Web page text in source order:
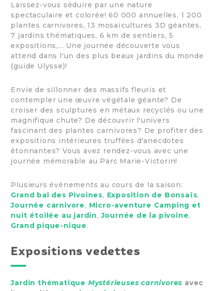
Laissez-vous séduire par une nature
spectaculaire et colorée! 60 000 annuelles, 1 200
plantes carnivores, 13 mosaïcultures 3D géantes,
7 jardins thématiques, 6 km de sentiers, 5
expositions,... Une journée découverte vous
attend dans l'un des plus beaux jardins du monde
(guide Ulysse)!
Envie de sillonner des massifs fleuris et
contempler une œuvre végétale géante? De
croiser des sculptures en métaux recyclés ou une
magnifique chute? De découvrir l'univers
fascinant des plantes carnivores? De profiter des
expositions intérieures truffées d'anecdotes
étonnantes? Vous avez rendez-vous avec une
journée mémorable au Parc Marie-Victorin!
Plusieurs événements au cours de la saison:
Grand bal des Pivoines, Exposition de Bonsaïs,
Journée carnivore, Micro-aventure Camping et
nuit étoilée au jardin,Journée de la pivoine,
Grand pique-nique.
Expositions vedettes
Jardin thématique Mystérieuses carnivores avec